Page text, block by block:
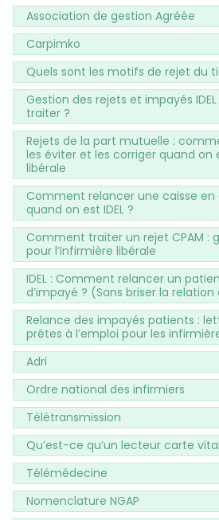
Association de gestion Agréée
Carpimko
Quels sont les motifs de rejet du
Gestion des rejets et impayés
traiter ?
Rejets de la part mutuelle :
les éviter et les corriger quand on
libérale
Comment relancer une caisse en
quand on est IDEL ?
Comment traiter un rejet CPAM :
pour l’infirmière libérale
IDEL : Comment relancer un
d’impayé ? (Sans briser la relation
Relance des impayés patients :
prêtes à l’emploi pour les
Adri
Ordre national des infirmiers
Télétransmission
Qu’est-ce qu’un lecteur carte
Télémédecine
Nomenclature NGAP